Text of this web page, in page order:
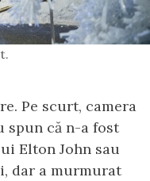
Pe scurt, camera
spun că n-a fost
Elton John sau
dar a murmurat